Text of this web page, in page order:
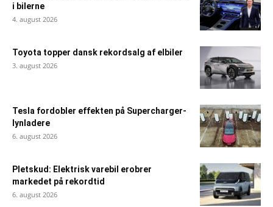
i bilerne
4. august 2026
Toyota topper dansk rekordsalg af elbiler
3. august 2026
Tesla fordobler effekten på Supercharger-
lynladere
6. august 2026
Pletskud: Elektrisk varebil erobrer
markedet på rekordtid
6. august 2026